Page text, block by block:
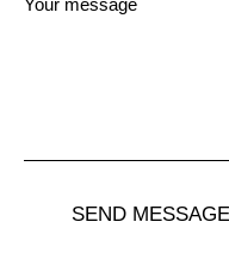
SEND MESSAGE